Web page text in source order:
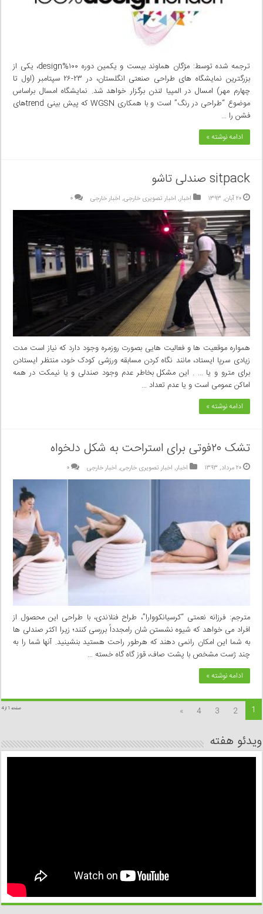
ترجمه شده توسط: مژگان هماوند بیست و یکمین دوره ۱۰۰%design، یکی از
بزرگترین نمایشگاه های طراحی صنعتی انگلستان، در ۲۳-۲۶ سپتامبر (اول تا
چهارم مهر) امسال در المپیا لندن برگزار خواهد شد. نمایشگاه امسال براساس
موضوع “طراحی در رنگ” است و با همکاری WGSN که پیش بینی trendهای
فشن را …
ادامه نوشته »
sitpack صندلی تاشو
۲۰ آبان, ۱۳۹۳ اخبار, اخبار تصویری خارجی, اخبار خارجی ۰
همواره موقعیت ها و فعالیت هایی بصورت روزمره وجود دارد که نیاز است مدت
زیادی سرپا ایستاد، مانند نگاه کردن مسابقه ورزشی کودک خود، منتظر ایستادن
برای مترو و یا … . این مشکل بخاطر عدم وجود صندلی و یا نیمکت در همه
اماکن عمومی است و یا عدم تعداد …
ادامه نوشته »
تشک ۲۰فوتی برای استراحت به شکل دلخواه
۲۰ مرداد, ۱۳۹۳ اخبار, اخبار تصویری خارجی, اخبار خارجی ۰
مترجم: فرزانه نعمتی “کرسیانکووارا”، طراح فنلاندی، با طراحی این محصول از
افراد می خواهد که شیوه نشستن شان رامجدداً بررسی کنند؛ زیرا اکثر صندلی ها
به شما این امکان رانمی دهند که هرطور راحت هستید بنشینید. آنها شما را به
چند ژست مشخص با پشت صاف، قوز گاه گاه خسته …
ادامه نوشته »
صفحه 1 از 4 1
2
3
4
»
ویدئو هفته